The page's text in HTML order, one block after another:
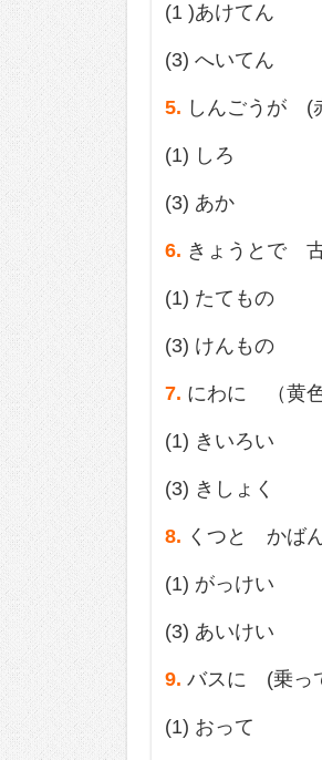
(1 )あけて
(3) へいて
5. しんごうが (
(1) しろ
(3) あか
6. きょうとで
(1) たても
(3) けんも
7. にわに （黄
(1) きいろ
(3) きしょ
8. くつと かば
(1) がっけ
(3) あいけ
9. バスに (乗っ
(1) おって